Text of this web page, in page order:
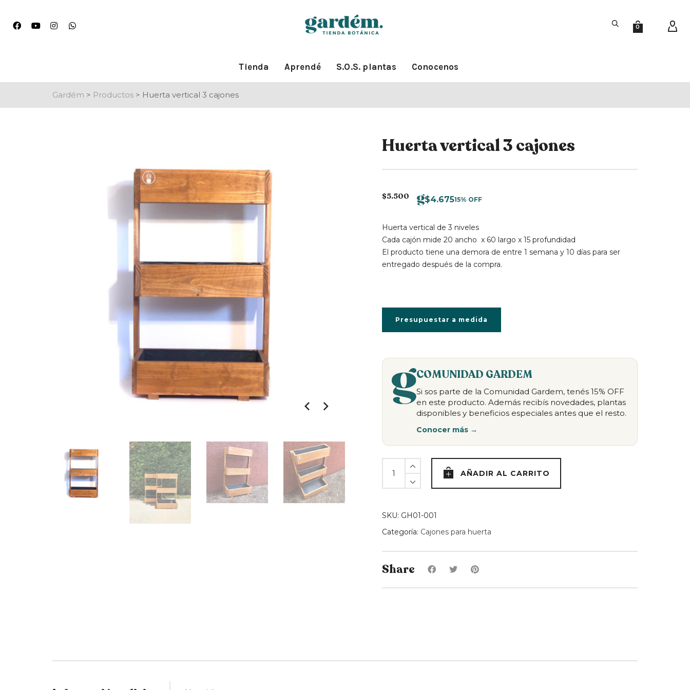
0
Tienda Aprendé S.O.S. plantas Conocenos
Gardém > Productos > Huerta vertical 3 cajones
Huerta vertical 3 cajones
$5.500 $4.67515% OFF
Huerta vertical de 3 niveles
Cada cajón mide 20 ancho x 60 largo x 15 profundidad
El producto tiene una demora de entre 1 semana y 10 días para ser
entregado después de la compra.
Presupuestar a medida
COMUNIDAD GARDEM
Si sos parte de la Comunidad Gardem, tenés 15% OFF
en este producto. Además recibís novedades, plantas
disponibles y beneficios especiales antes que el resto.
Conocer más →
vertical
3
quantity
AÑADIR AL CARRITO
SKU: GH01-001
Categoría: Cajones para huerta
Share